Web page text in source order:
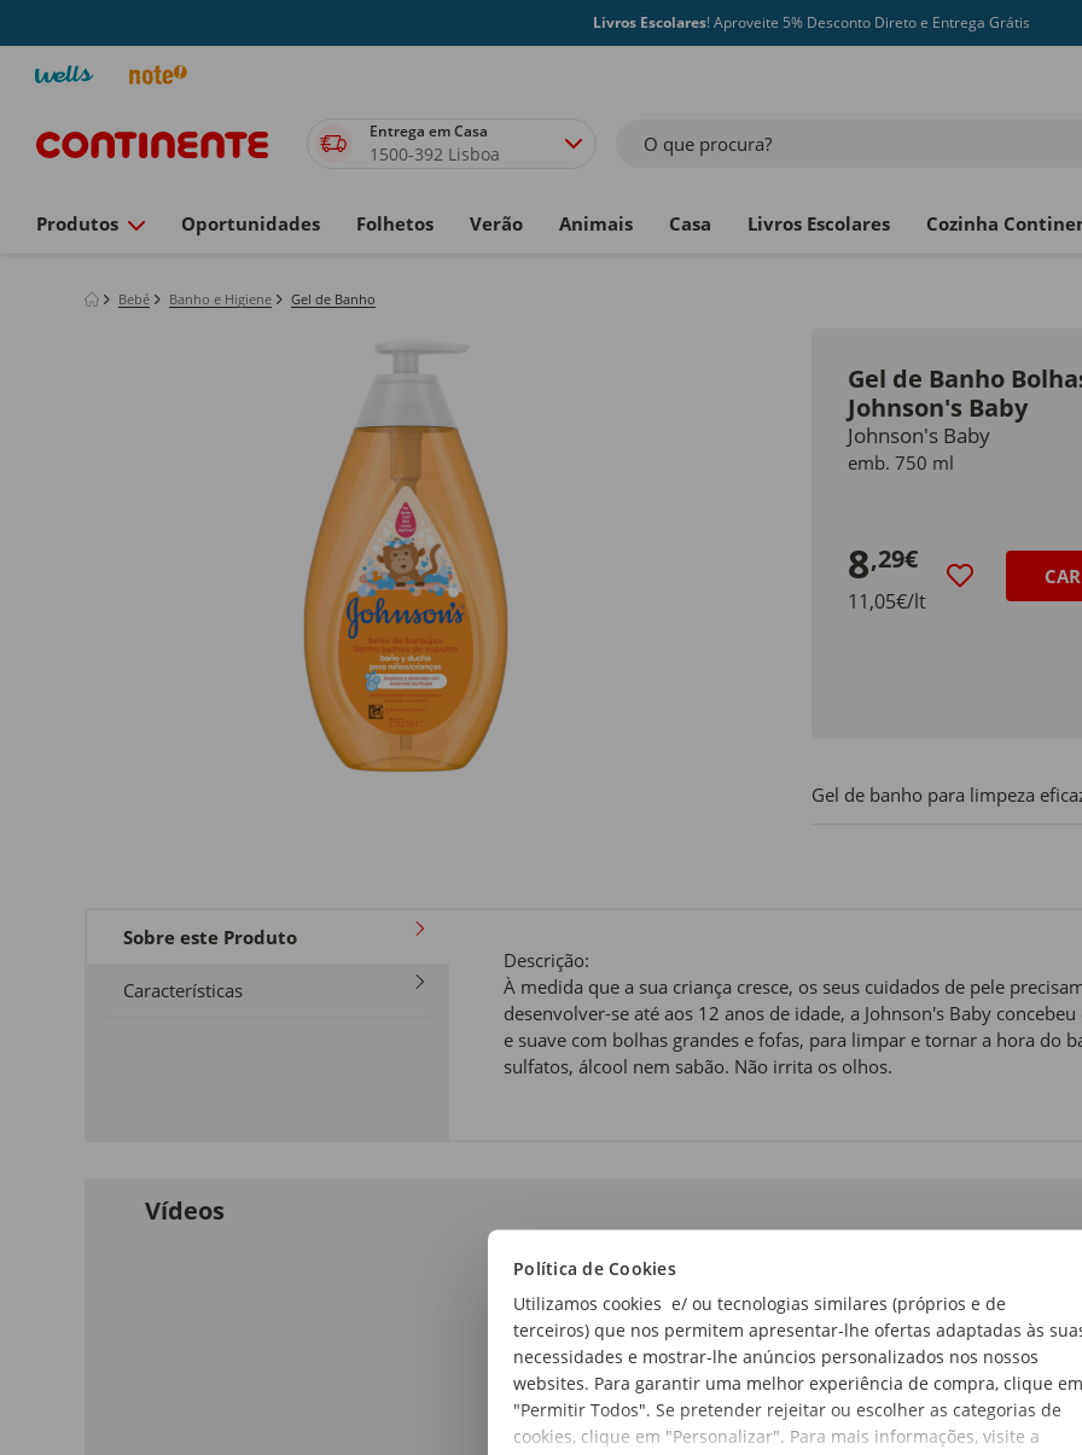
Política de Cookies
Utilizamos cookies e/ ou tecnologias similares (próprios e de
terceiros) que nos permitem apresentar-lhe ofertas adaptadas às
necessidades e mostrar-lhe anúncios personalizados nos nossos
websites. Para garantir uma melhor experiência de compra, clique em
"Permitir Todos". Se pretender rejeitar ou escolher as categorias de
cookies, clique em "Personalizar". Para mais informações, visite a
Livros Escolares! Aproveite 5% Desconto Direto e Entrega Grátis
Entrega em Casa
1500-392 Lisboa O que procura?
Produtos Oportunidades Folhetos Verão Animais Casa Livros Escolares Cozinha
Bebé Banho e Higiene Gel de Banho
Gel de Banho
Johnson's Baby
Johnson's Baby
emb. 750 ml
8,29€
11,05€/lt
Gel de banho para limpeza
Sobre este Produto
Características
Descrição:
À medida que a sua criança cresce, os seus cuidados de pele
desenvolver-se até aos 12 anos de idade, a Johnson's Baby
e suave com bolhas grandes e fofas, para limpar e tornar a hora do
sulfatos, álcool nem sabão. Não irrita os olhos.
Vídeos